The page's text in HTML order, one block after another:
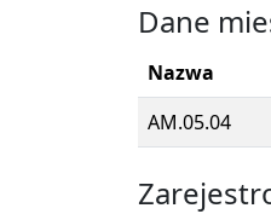
Dane
Nazwa
AM.05.04